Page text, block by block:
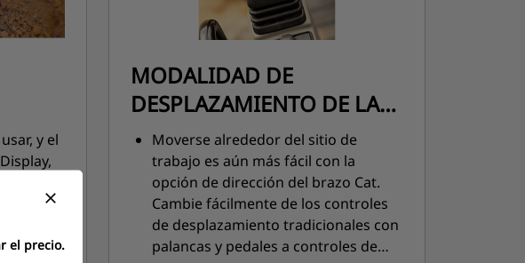
close
el precio.
y el
MODALIDAD DE
DESPLAZAMIENTO DE LA
DIRECCIÓN DEL BRAZO
Moverse alrededor del sitio de
trabajo es aún más fácil con la
opción de dirección del brazo Cat.
Cambie fácilmente de los controles
de desplazamiento tradicionales con
palancas y pedales a controles de